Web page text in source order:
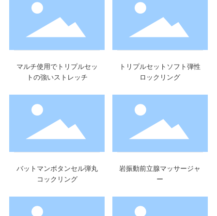
マルチ使用でトリプルセッ
トの強いストレッチ
トリプルセットソフト弾性
ロックリング
バットマンボタンセル弾丸
コックリング
岩振動前立腺マッサージャ
ー